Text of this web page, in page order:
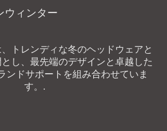
ウィンター
トレンディな冬のヘッドウェアと
し、最先端のデザインと卓越した
ンドサポートを組み合わせていま
す。.